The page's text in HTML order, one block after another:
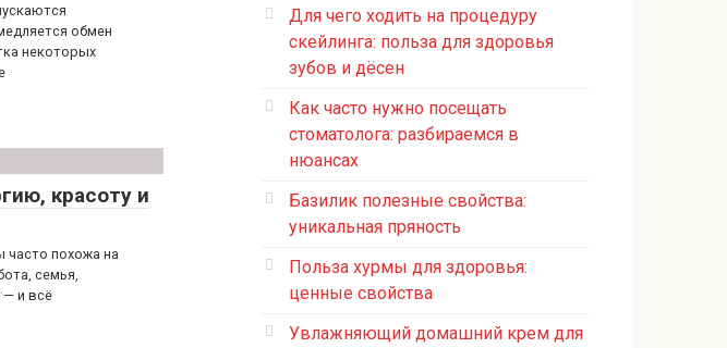
обмен
некоторых
красоту и
похожа на
семья,
— и всё
Для чего ходить на процедуру
скейлинга: польза для здоровья
зубов и дёсен
Как часто нужно посещать
стоматолога: разбираемся в
нюансах
Базилик полезные свойства:
уникальная пряность
Польза хурмы для здоровья:
ценные свойства
Увлажняющий домашний крем для